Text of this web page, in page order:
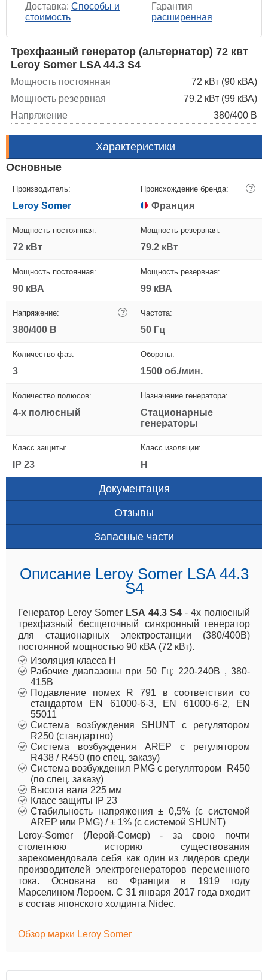
Доставка: Способы и
стоимость
Гарантия
расширенная
Трехфазный генератор (альтернатор) 72 квт
Leroy Somer LSA 44.3 S4
Мощность постоянная
72 кВт (90 кВА)
Мощность резервная
79.2 кВт (99 кВА)
Напряжение
380/400 В
Характеристики
Основные
Производитель:
Leroy Somer
Происхождение бренда: ?
Франция
Мощность постоянная:
72 кВт
Мощность резервная:
79.2 кВт
Мощность постоянная:
90 кВА
Мощность резервная:
99 кВА
Напряжение: ?
380/400 В
Частота:
50 Гц
Количество фаз:
3
Обороты:
1500 об./мин.
Количество полюсов:
4-х полюсный
Назначение генератора:
Стационарные
генераторы
Класс защиты:
IP 23
Класс изоляции:
H
Документация
Отзывы
Запасные части
Описание Leroy Somer LSA 44.3
S4
Генератор Leroy Somer LSA 44.3 S4- 4х полюсный
трехфазный бесщеточный синхронный генератор
для стационарных электростанции (380/400В)
постоянной мощностью 90 кВА (72 кВт).
Изоляция класса H
Рабочие диапазоны при 50 Гц: 220-240В , 380-
415В
Подавление помех R 791 в соответствии со
стандартом EN 61000-6-3, EN 61000-6-2, EN
55011
Система возбуждения SHUNT с регулятором
R250 (стандартно)
Система возбуждения AREP с регулятором
R438 / R450 (по спец. заказу)
Система возбуждения PMG с регулятором R450
(по спец. заказу)
Высота вала 225 мм
Класс защиты IP 23
Стабильность напряжения ± 0,5% (с системой
AREP или PMG) / ± 1% (с системой SHUNT)
Leroy-Somer (Лерой-Сомер) - за свою почти
столетнюю историю существования
зарекомендовала себя как один из лидеров среди
производителей электрогенераторов переменного
тока. Основана во Франции в 1919 году
Марселином Лероем. C 31 января 2017 года входит
в состав японского холдинга Nidec.
Обзор марки Leroy Somer